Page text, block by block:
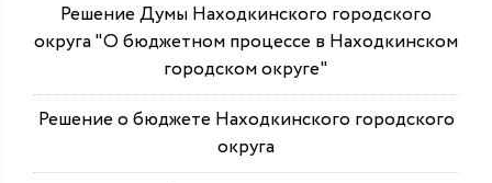
Решение Думы Находкинского городского
округа "О бюджетном процессе в Находкинском
городском округе"
Решение о бюджете Находкинского городского
округа